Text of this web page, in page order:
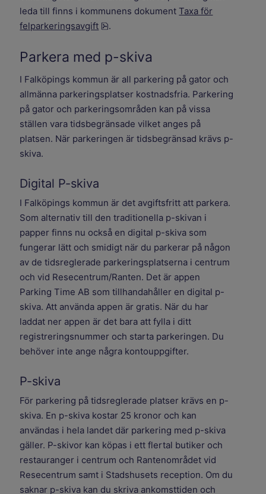
leda till finns i kommunens dokumentTaxa för
felparkeringsavgift
pdf, 170.7 kB.
.
Parkera med p-skiva
I Falköpings kommun är all parkering på gator och
allmänna parkeringsplatser kostnadsfria. Parkering
på gator och parkeringsområden kan på vissa
ställen vara tidsbegränsade vilket anges på
platsen. När parkeringen är tidsbegränsad krävs p-
skiva.
Digital P-skiva
I Falköpings kommun är det avgiftsfritt att parkera.
Som alternativ till den traditionella p-skivan i
papper finns nu också en digital p-skiva som
fungerar lätt och smidigt när du parkerar på någon
av de tidsreglerade parkeringsplatserna i centrum
och vid Resecentrum/Ranten. Det är appen
Parking Time AB som tillhandahåller en digital p-
skiva. Att använda appen är gratis. När du har
laddat ner appen är det bara att fylla i ditt
registreringsnummer och starta parkeringen. Du
behöver inte ange några kontouppgifter.
P-skiva
För parkering på tidsreglerade platser krävs en p-
skiva. En p-skiva kostar 25 kronor och kan
användas i hela landet där parkering med p-skiva
gäller. P-skivor kan köpas i ett flertal butiker och
restauranger i centrum och Rantenområdet vid
Resecentrum samt i Stadshusets reception. Om du
saknar p-skiva kan du skriva ankomsttiden och